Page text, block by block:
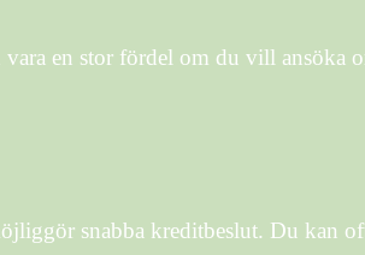
en stor fördel om du vill ansöka
snabba kreditbeslut. Du kan